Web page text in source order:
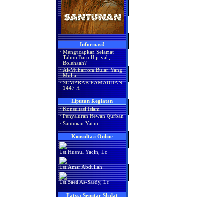
Informasi!
· Mengucapkan Selamat
Tahun Baru Hijriyah,
Bolehkah?
· Al-Muharrom Bulan Yang
Mulia
· SEMARAK RAMADHAN
1447 H
Liputan Kegiatan
· Konsultasi Islam
· Penyaluran Hewan Qurban
· Santunan Yatim
Konsultasi Online
Ust.Husnul Yaqin, Lc
Ust.Amar Abdullah
Ust.Saed As-Saedy, Lc
Fatwa Seputar Sholat